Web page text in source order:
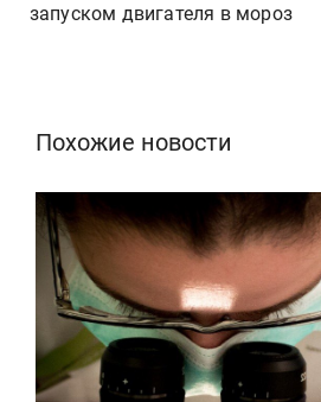
запуском двигателя в мороз
Похожие новости